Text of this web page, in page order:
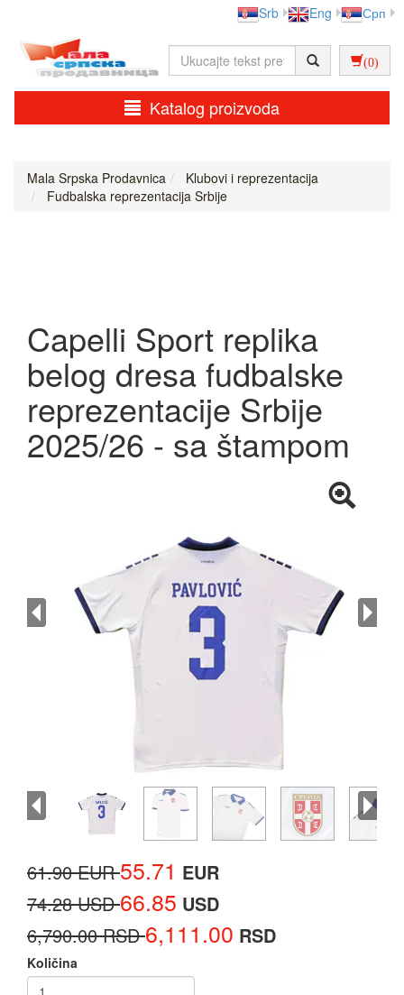
Srb Eng Срп
(0)
Katalog proizvoda
Mala Srpska Prodavnica
Klubovi i reprezentacija
Fudbalska reprezentacija Srbije
Capelli Sport replika
belog dresa fudbalske
reprezentacije Srbije
2025/26 - sa štampom
61.90 EUR55.71 EUR
74.28 USD66.85 USD
6,790.00 RSD6,111.00 RSD
Količina